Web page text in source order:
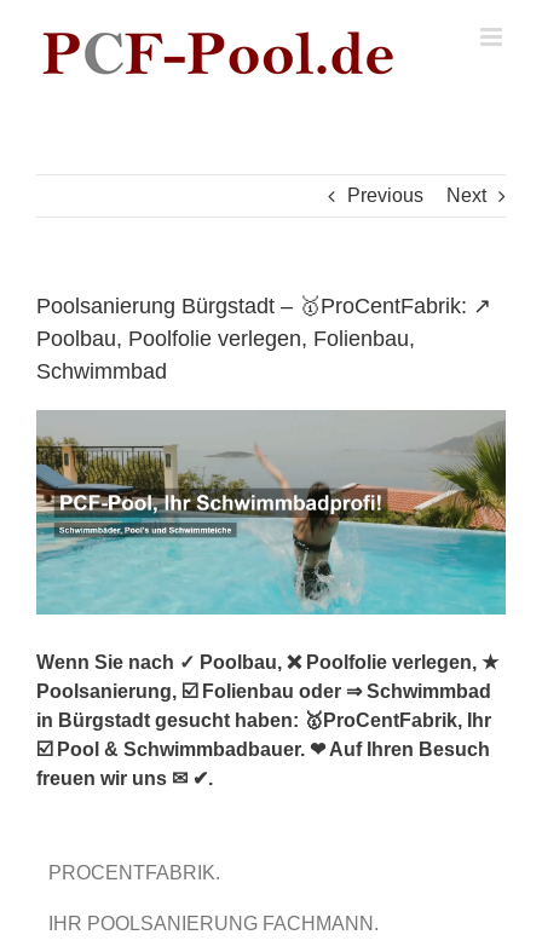
content
Previous Next
Poolsanierung Bürgstadt – 🥇ProCentFabrik: ↗️
Poolbau, Poolfolie verlegen, Folienbau,
Schwimmbad
Wenn Sie nach ✓ Poolbau, ❌ Poolfolie verlegen, ★
Poolsanierung, ☑️ Folienbau oder ⇒ Schwimmbad
in Bürgstadt gesucht haben: 🥇ProCentFabrik, Ihr
☑️ Pool & Schwimmbadbauer. ❤ Auf Ihren Besuch
freuen wir uns ✉ ✔.
PROCENTFABRIK.
IHR POOLSANIERUNG FACHMANN.